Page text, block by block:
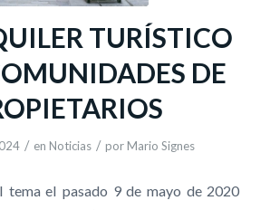
TURÍSTICO
DE
/ en Noticias / por Mario Signes
tema el pasado 9 de mayo de 2020